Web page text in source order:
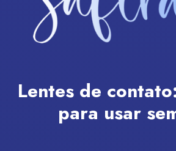
Lentes de
para usar